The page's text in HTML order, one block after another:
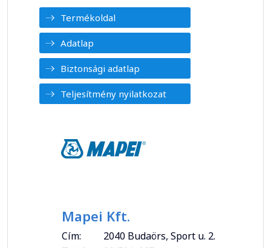
Termékoldal
Adatlap
Biztonsági adatlap
Teljesítmény nyilatkozat
Mapei Kft.
Cím:
2040 Budaörs, Sport u. 2.